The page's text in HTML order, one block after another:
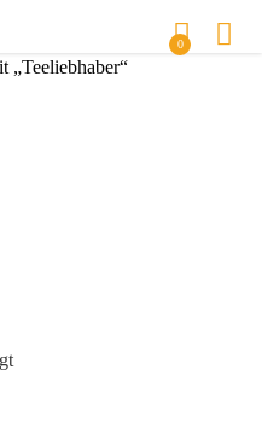
0
„Teeliebhaber“